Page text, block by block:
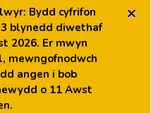
Bydd cyfrifon
blynedd diwethaf
2026. Er mwyn
mewngofnodwch
angen i bob
o 11 Awst
×